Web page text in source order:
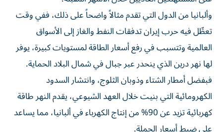
وألبانيا من الدول التي تقدم مثالاً واضحاً على ذلك، ففي وقت
تعطِّل فيه حرب إيران تدفقات النفط والغاز إلى الأسواق
العالمية وتتسبب في رفع أسعار الطاقة لمستويات كبيرة، يوفر
لها نهر درين الذي ينحدر عبر جبال ‌في شمال البلاد الحماية.
فبفضل أمطار الشتاء وذوبان الثلوج، وانتشار السدود
الكهرومائية التي بنيت خلال العهد الشيوعي، يقدم النهر طاقة
كهربائية تزيد ⁠عن 90% من إنتاج الكهرباء في ألبانيا، مما يساعد